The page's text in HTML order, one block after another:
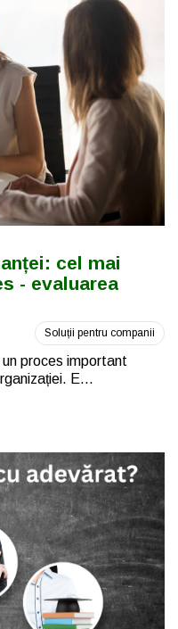
cel mai
- evaluarea
Soluții pentru companii
proces important
E...